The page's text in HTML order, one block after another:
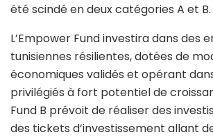
été scindé en deux catégories A et B.
L’Empower Fund investira dans des
tunisiennes résilientes, dotées de
économiques validés et opérant
privilégiés à fort potentiel de
Fund B prévoit de réaliser des
des tickets d’investissement allant